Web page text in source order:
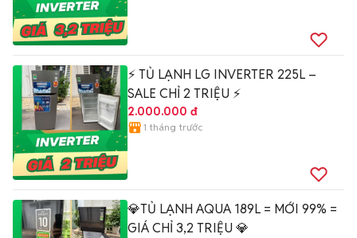
⚡ TỦ LẠNH LG INVERTER 225L –
SALE CHỈ 2 TRIỆU ⚡
2.000.000 đ
1 tháng trước
💎TỦ LẠNH AQUA 189L = MỚI 99% =
GIÁ CHỈ 3,2 TRIỆU 💎